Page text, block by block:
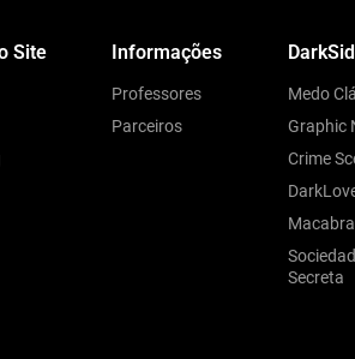
Site Informações
Professores
Parceiros
Medo
Graphic
Crime
Macabra
Secreta